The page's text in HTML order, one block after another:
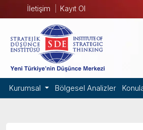
İletişim Kayıt Ol
Kurumsal Bölgesel Analizler